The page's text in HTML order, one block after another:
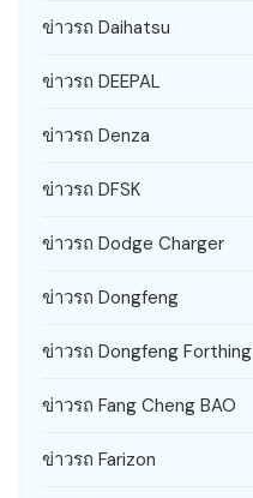
ข่าวรถ Daihatsu
ข่าวรถ DEEPAL
ข่าวรถ Denza
ข่าวรถ DFSK
ข่าวรถ Dodge Charger
ข่าวรถ Dongfeng
ข่าวรถ Dongfeng Forthing
ข่าวรถ Fang Cheng BAO
ข่าวรถ Farizon